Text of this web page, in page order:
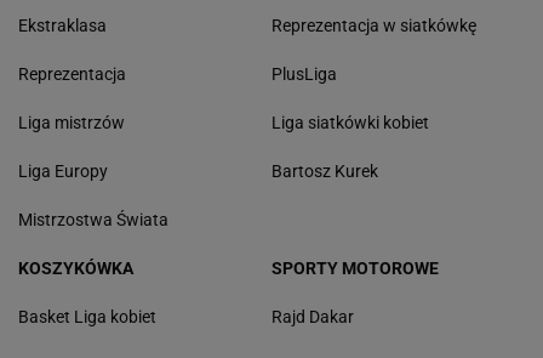
Ekstraklasa
Reprezentacja
Liga mistrzów
Liga Europy
Mistrzostwa Świata
Reprezentacja w siatkówkę
PlusLiga
Liga siatkówki kobiet
Bartosz Kurek
KOSZYKÓWKA
Basket Liga kobiet
SPORTY MOTOROWE
Rajd Dakar